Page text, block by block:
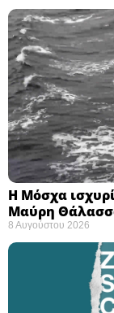
Η Μόσχα
Μαύρη
8 Αυγούστου 2026